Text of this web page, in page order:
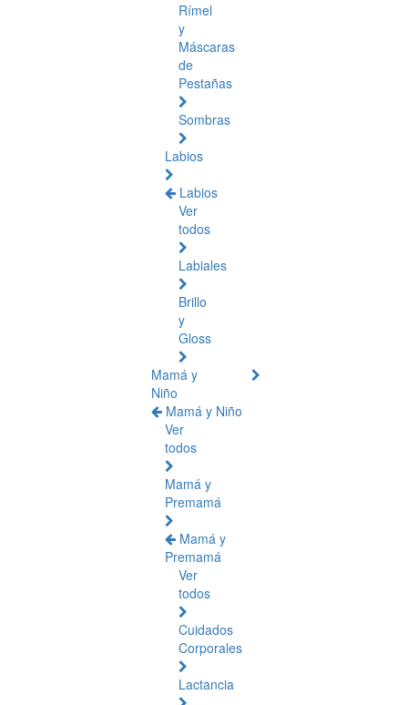
Rímel
y
Máscaras
de
Pestañas
Sombras
Labios
Labios
Ver
todos
Labiales
Brillo
y
Gloss
Mamá y
Niño
Mamá y Niño
Ver
todos
Mamá y
Premamá
Mamá y
Premamá
Ver
todos
Cuidados
Corporales
Lactancia